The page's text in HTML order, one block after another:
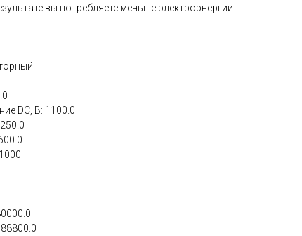
вы потребляете меньше электроэнергии
DC, В: 1100.0